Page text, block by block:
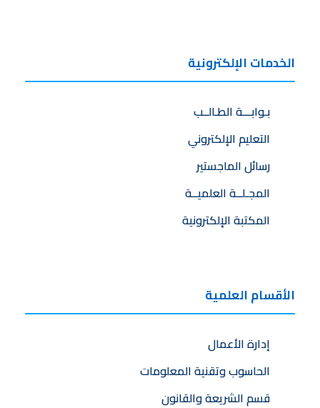
الخدمات الإلكترونية
بـوابـــة الطـالــب
التعليم الإلكتروني
رسائل الماجستير
المجـلــة العلميــة
المكتبة الإلكترونية
الأقسام العلمية
إدارة الأعمال
الحاسوب وتقنية المعلومات
قسم الشريعة والقانون